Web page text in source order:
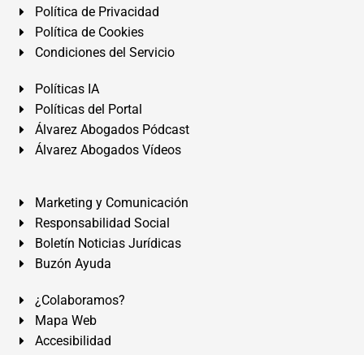
Política de Privacidad
Política de Cookies
Condiciones del Servicio
Políticas IA
Políticas del Portal
Álvarez Abogados Pódcast
Álvarez Abogados Vídeos
Marketing y Comunicación
Responsabilidad Social
Boletín Noticias Jurídicas
Buzón Ayuda
¿Colaboramos?
Mapa Web
Accesibilidad